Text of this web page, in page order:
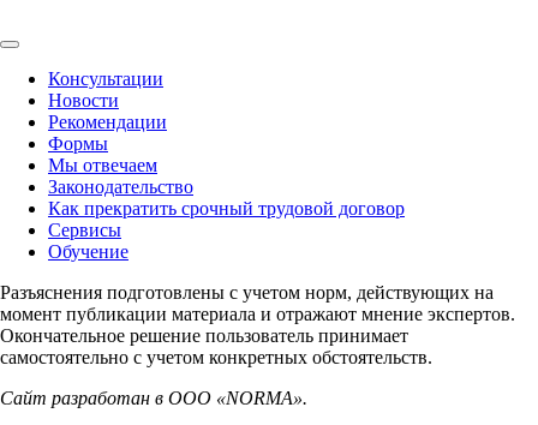
Консультации
Новости
Рекомендации
Формы
Мы отвечаем
Законодательство
Как прекратить срочный трудовой договор
Сервисы
Обучение
Разъяснения подготовлены с учетом норм, действующих на
момент публикации материала и отражают мнение экспертов.
Окончательное решение пользователь принимает
самостоятельно с учетом конкретных обстоятельств.
Сайт разработан в ООО «NORMA».